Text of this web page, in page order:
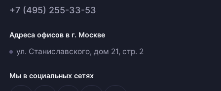
+7 (495) 255-33-53
Адреса офисов в г. Москве
ул. Станиславского, дом 21, стр. 2
Мы в социальных сетях